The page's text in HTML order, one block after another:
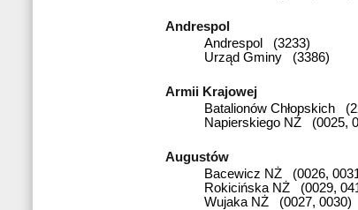
Andrespol
Andrespol (3233)
Urząd Gminy (3386)
Armii Krajowej
Batalionów Chłopskich
Napierskiego NŻ (0025,
Augustów
Bacewicz NŻ (0026,
Rokicińska NŻ (0029,
Wujaka NŻ (0027, 0030)